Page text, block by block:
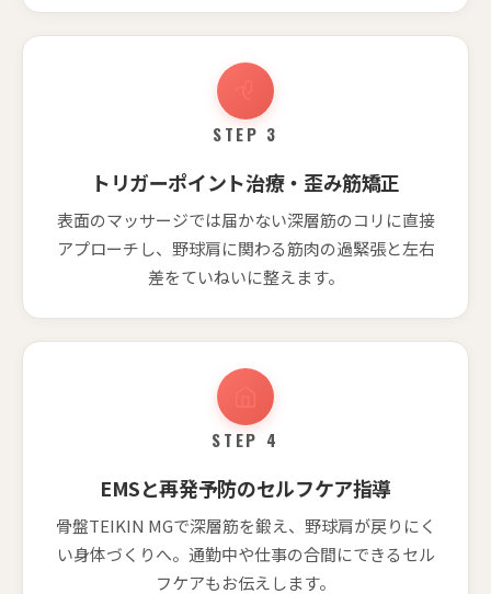
STEP 3
トリガーポイント治療・歪み筋矯正
表面のマッサージでは届かない深層筋のコリに直接
アプローチし、野球肩に関わる筋肉の過緊張と左右
差をていねいに整えます。
STEP 4
EMSと再発予防のセルフケア指導
骨盤TEIKIN MGで深層筋を鍛え、野球肩が戻りにく
い身体づくりへ。通勤中や仕事の合間にできるセル
フケアもお伝えします。